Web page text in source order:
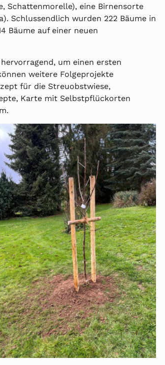
Schattenmorelle), eine Birnensorte
Schlussendlich wurden 222 Bäume in
Bäume auf einer neuen
um einen ersten
weitere Folgeprojekte
für die Streuobstwiese,
Karte mit Selbstpflückorten